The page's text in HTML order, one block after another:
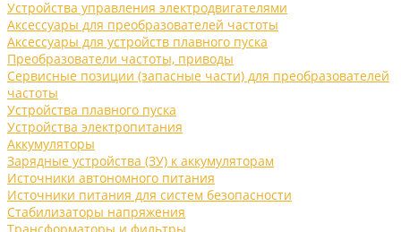
Устройства управления электродвигателями
Аксессуары для преобразователей частоты
Аксессуары для устройств плавного пуска
Преобразователи частоты, приводы
Сервисные позиции (запасные части) для преобразователей
частоты
Устройства плавного пуска
Устройства электропитания
Аккумуляторы
Зарядные устройства (ЗУ) к аккумуляторам
Источники автономного питания
Источники питания для систем безопасности
Стабилизаторы напряжения